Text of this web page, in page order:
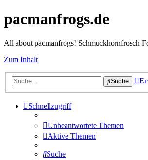
pacmanfrogs.de
All about pacmanfrogs! Schmuckhornfrosch
Zum Inhalt
Suche
Schnellzugriff
Unbeantwortete Themen
Aktive Themen
Suche